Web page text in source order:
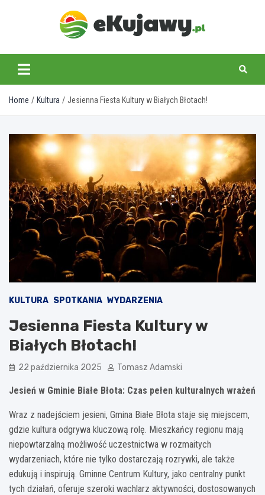
ekujawy.pl
Home Kultura Jesienna Fiesta Kultury w Białych Błotach!
KULTURA SPOTKANIA WYDARZENIA
Jesienna Fiesta Kultury w
Białych Błotach!
22 października 2025 Tomasz Adamski
Jesień w Gminie Białe Błota: Czas pełen kulturalnych wrażeń
Wraz z nadejściem jesieni, Gmina Białe Błota staje się miejscem,
gdzie kultura odgrywa kluczową rolę. Mieszkańcy regionu mają
niepowtarzalną możliwość uczestnictwa w rozmaitych
wydarzeniach, które nie tylko dostarczają rozrywki, ale także
edukują i inspirują. Gminne Centrum Kultury, jako centralny punkt
tych działań, oferuje szeroki wachlarz aktywności, dostosowanych